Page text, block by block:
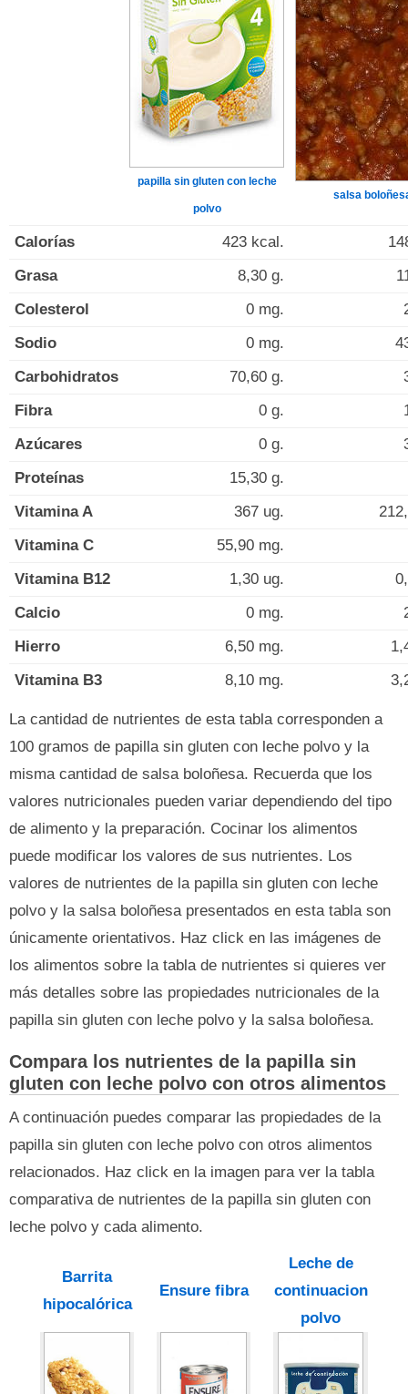
papilla sin gluten con leche
polvo
salsa
Calorías 423 kcal.
Grasa
8,30 g.
Colesterol
0 mg.
Sodio
0 mg.
Carbohidratos
70,60 g.
Fibra
0 g.
Azúcares
0 g.
Proteínas
15,30 g.
Vitamina A
367 ug.
Vitamina C
55,90 mg.
Vitamina B12
1,30 ug.
Calcio
0 mg.
Hierro
6,50 mg.
Vitamina B3
8,10 mg.
La cantidad de nutrientes de esta tabla corresponden a
100 gramos de papilla sin gluten con leche polvo y la
misma cantidad de salsa boloñesa. Recuerda que los
valores nutricionales pueden variar dependiendo del tipo
de alimento y la preparación. Cocinar los alimentos
puede modificar los valores de sus nutrientes. Los
valores de nutrientes de la papilla sin gluten con leche
polvo y la salsa boloñesa presentados en esta tabla son
únicamente orientativos. Haz click en las imágenes de
los alimentos sobre la tabla de nutrientes si quieres ver
más detalles sobre las propiedades nutricionales de la
papilla sin gluten con leche polvo y la salsa boloñesa.
Compara los nutrientes de la papilla sin
gluten con leche polvo con otros alimentos
A continuación puedes comparar las propiedades de la
papilla sin gluten con leche polvo con otros alimentos
relacionados. Haz click en la imagen para ver la tabla
comparativa de nutrientes de la papilla sin gluten con
leche polvo y cada alimento.
Barrita
hipocalórica
Ensure fibra
Leche de
continuacion
polvo